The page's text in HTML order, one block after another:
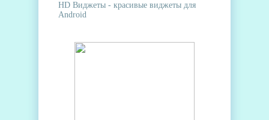
HD Виджеты - красивые виджеты для
Android